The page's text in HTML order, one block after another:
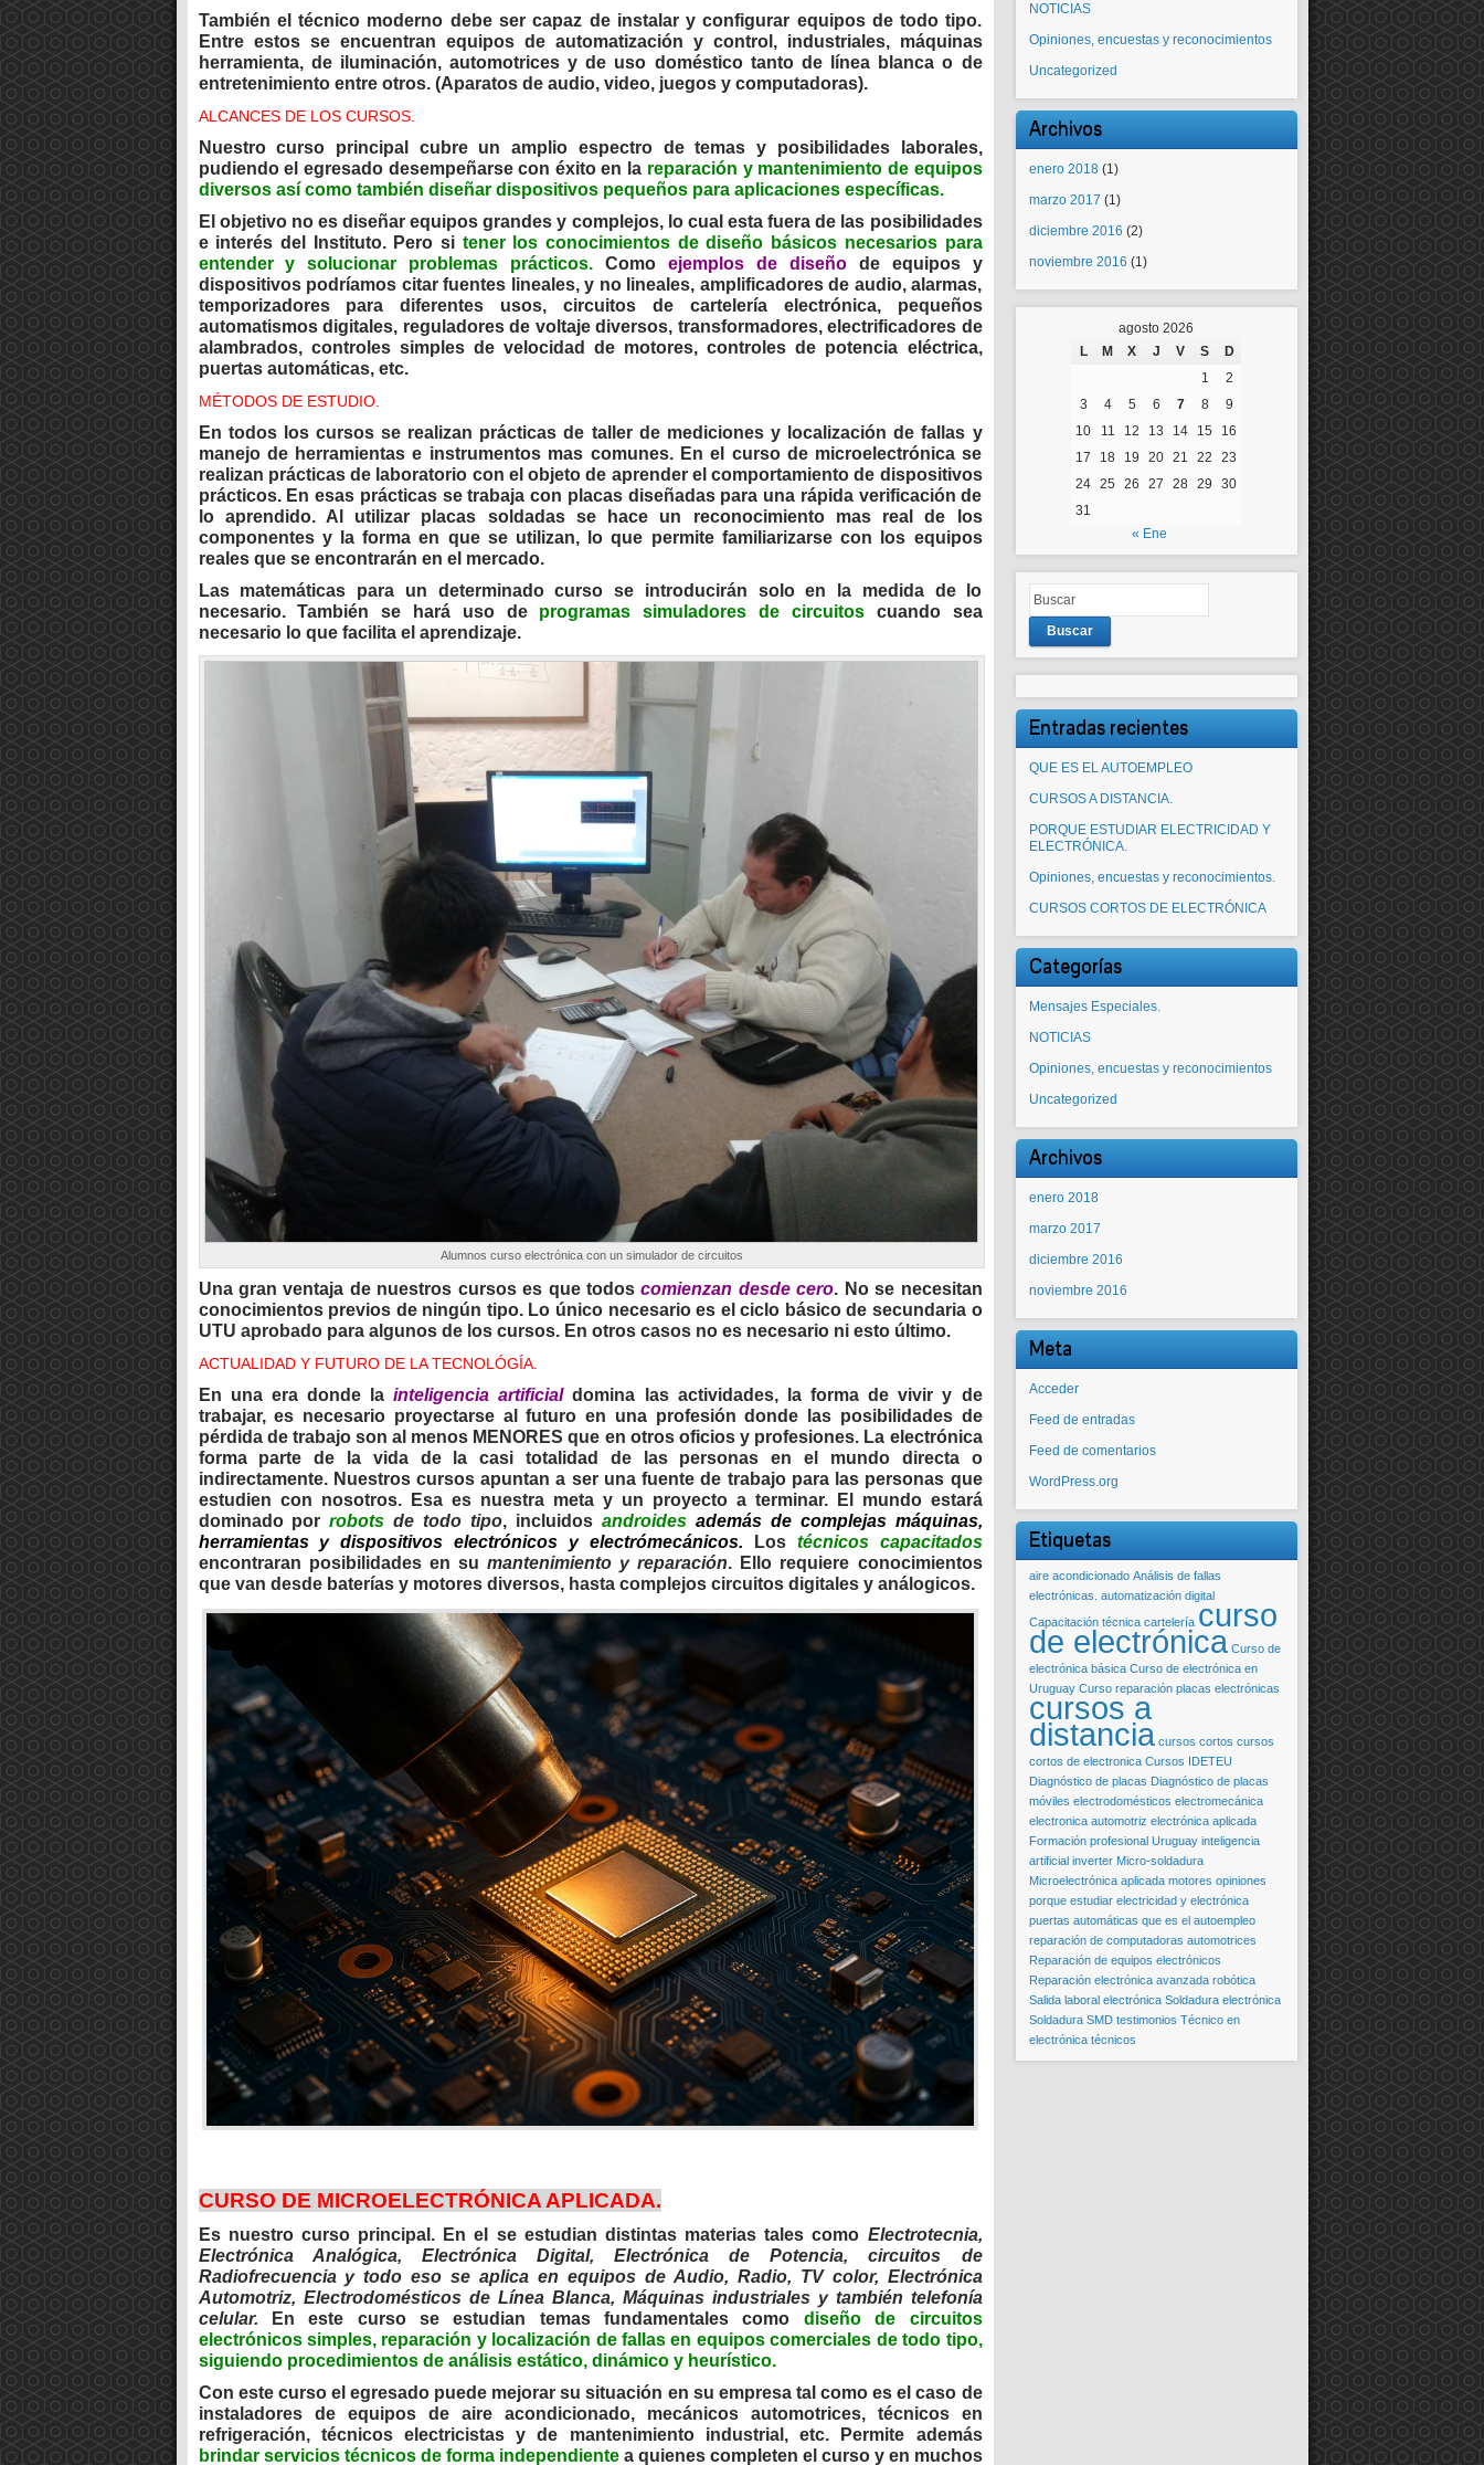
También el técnico moderno debe ser capaz de instalar y configurar equipos de todo tipo.
Entre estos se encuentran equipos de automatización y control, industriales, máquinas
herramienta, de iluminación, automotrices y de uso doméstico tanto de línea blanca o de
entretenimiento entre otros. (Aparatos de audio, video, juegos y computadoras).
ALCANCES DE LOS CURSOS.
Nuestro curso principal cubre un amplio espectro de temas y posibilidades laborales,
pudiendo el egresado desempeñarse con éxito en la reparación y mantenimiento de equipos
diversos así como también diseñar dispositivos pequeños para aplicaciones específicas.
El objetivo no es diseñar equipos grandes y complejos, lo cual esta fuera de las posibilidades
e interés del Instituto. Pero si tener los conocimientos de diseño básicos necesarios para
entender y solucionar problemas prácticos. Como ejemplos de diseñode equipos y
dispositivos podríamos citar fuentes lineales, y no lineales, amplificadores de audio, alarmas,
temporizadores para diferentes usos, circuitos de cartelería electrónica, pequeños
automatismos digitales, reguladores de voltaje diversos, transformadores, electrificadores de
alambrados, controles simples de velocidad de motores, controles de potencia eléctrica,
puertas automáticas, etc.
MÉTODOS DE ESTUDIO.
En todos los cursos se realizan prácticas de taller de mediciones y localización de fallas y
manejo de herramientas e instrumentos mas comunes. En el curso de microelectrónica se
realizan prácticas de laboratorio con el objeto de aprender el comportamiento de dispositivos
prácticos. En esas prácticas se trabaja con placas diseñadas para una rápida verificación de
lo aprendido. Al utilizar placas soldadas se hace un reconocimiento mas real de los
componentes y la forma en que se utilizan, lo que permite familiarizarse con los equipos
reales que se encontrarán en el mercado.
Las matemáticas para un determinado curso se introducirán solo en la medida de lo
necesario. También se hará uso de programas simuladores de circuitoscuando sea
necesario lo que facilita el aprendizaje.
Alumnos curso electrónica con un simulador de circuitos
Una gran ventaja de nuestros cursos es que todoscomienzan desde cero. No se necesitan
conocimientos previos de ningún tipo. Lo único necesario es el ciclo básico de secundaria o
UTU aprobado para algunos de los cursos. En otros casos no es necesario ni esto último.
ACTUALIDAD Y FUTURO DE LA TECNOLÓGÍA.
En una era donde lainteligencia artificialdomina las actividades, la forma de vivir y de
trabajar, es necesario proyectarse al futuro en una profesión donde las posibilidades de
pérdida de trabajo son al menos MENORES que en otros oficios y profesiones. La electrónica
forma parte de la vida de la casi totalidad de las personas en el mundo directa o
indirectamente. Nuestros cursos apuntan a ser una fuente de trabajo para las personas que
estudien con nosotros. Esa es nuestra meta y un proyecto a terminar. El mundo estará
dominado porrobots de todo tipo, incluidos androides además de complejas máquinas,
herramientas y dispositivos electrónicos y electrómecánicos. Los técnicos capacitados
encontraran posibilidades en su mantenimiento y reparación. Ello requiere conocimientos
que van desde baterías y motores diversos, hasta complejos circuitos digitales y análogicos.
CURSO DE MICROELECTRÓNICA APLICADA.
Es nuestro curso principal. En el se estudian distintas materias tales como Electrotecnia,
Electrónica Analógica, Electrónica Digital, Electrónica de Potencia, circuitos de
Radiofrecuencia y todo eso se aplica en equipos de Audio, Radio, TV color, Electrónica
Automotriz, Electrodomésticos de Línea Blanca, Máquinas industriales y también telefonía
celular. En este curso se estudian temas fundamentales como diseño de circuitos
electrónicos simples, reparación y localización de fallas en equipos comerciales de todo tipo,
siguiendo procedimientos de análisis estático, dinámico y heurístico.
Con este curso el egresado puede mejorar su situación en su empresa tal como es el caso de
instaladores de equipos de aire acondicionado, mecánicos automotrices, técnicos en
refrigeración, técnicos electricistas y de mantenimiento industrial, etc. Permite además
brindar servicios técnicos de forma independiente a quienes completen el curso y en muchos
NOTICIAS
Opiniones, encuestas y reconocimientos
Uncategorized
Archivos
enero 2018(1)
marzo 2017 (1)
diciembre 2016 (2)
noviembre 2016 (1)
agosto 2026
L
M X J V S
D
1
2
3
4 5 6 7 8
9
10
11 12 13 14 15
16
17
18 19 20 21 22
23
24 25 26 27 28 29
30
31
« Ene
Buscar
Entradas recientes
QUE ES EL AUTOEMPLEO
CURSOS A DISTANCIA.
PORQUE ESTUDIAR ELECTRICIDAD Y
ELECTRÓNICA.
Opiniones, encuestas y reconocimientos.
CURSOS CORTOS DE ELECTRÓNICA
Categorías
Mensajes Especiales.
NOTICIAS
Opiniones, encuestas y reconocimientos
Uncategorized
Archivos
enero 2018
marzo 2017
diciembre 2016
noviembre 2016
Meta
Acceder
Feed de entradas
Feed de comentarios
WordPress.org
Etiquetas
aire acondicionado Análisis de fallas
electrónicas. automatización digital
Capacitación técnica cartelería curso
de electrónica Curso de
electrónica básica Curso de electrónica en
Uruguay Curso reparación placas electrónicas
cursos a
distancia cursos cortos cursos
cortos de electronica Cursos IDETEU
Diagnóstico de placas Diagnóstico de placas
móviles electrodomésticos electromecánica
electronica automotriz electrónica aplicada
Formación profesional Uruguay inteligencia
artificial inverter Micro-soldadura
Microelectrónica aplicada motores opiniones
porque estudiar electricidad y electrónica
puertas automáticas que es el autoempleo
reparación de computadoras automotrices
Reparación de equipos electrónicos
Reparación electrónica avanzada robótica
Salida laboral electrónica Soldadura electrónica
Soldadura SMD testimonios Técnico en
electrónica técnicos